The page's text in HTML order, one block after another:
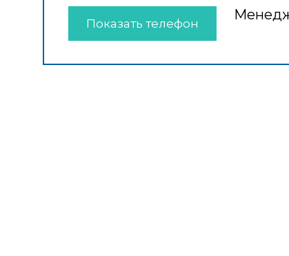
Показать телефон